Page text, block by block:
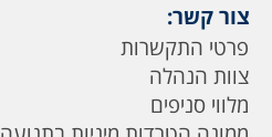
צור קשר:
פרטי התקשרות
צוות הנהלה
מלווי סניפים